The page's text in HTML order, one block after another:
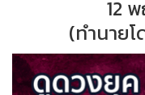
12
(ทำนายโ